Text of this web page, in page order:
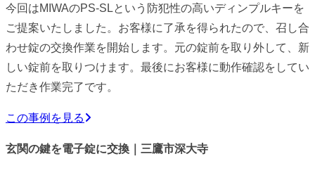
今回はMIWAのPS-SLという防犯性の高いディンプルキーを
ご提案いたしました。お客様に了承を得られたので、召し合
わせ錠の交換作業を開始します。元の錠前を取り外して、新
しい錠前を取りつけます。最後にお客様に動作確認をしてい
ただき作業完了です。
この事例を見る
玄関の鍵を電子錠に交換｜三鷹市深大寺